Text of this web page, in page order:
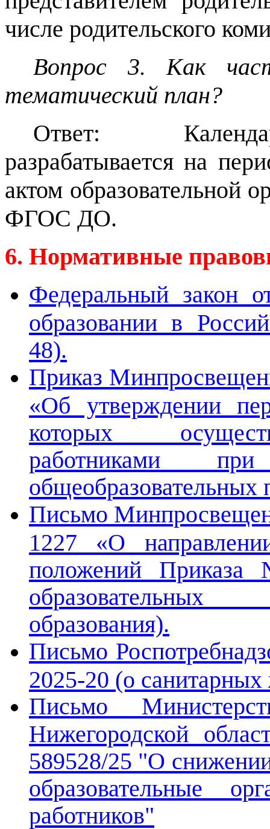
числе родительского
Вопрос 3. Как
тематический план?
Ответ:
разрабатывается на
актом образовательной
ФГОС ДО.
6. Нормативные
Федеральный
образовании в
48).
Приказ
«Об утверждении
которых
работниками
общеобразовательных
Письмо
1227 «О
положений
образования).
Письмо
2025-20 (о
Письмо
Нижегородской
589528/25 "О
образовательные
работников"